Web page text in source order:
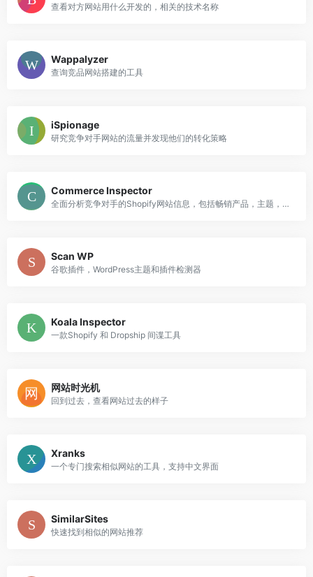
查看对方网站用什么开发的，相关的技术名称
Wappalyzer
查询竞品网站搭建的工具
iSpionage
研究竞争对手网站的流量并发现他们的转化策略
Commerce Inspector
全面分析竞争对手的Shopify网站信息，包括畅销产品，主题，插件，新上产品
Scan WP
谷歌插件，WordPress主题和插件检测器
Koala Inspector
一款Shopify 和 Dropship 间谍工具
网站时光机
回到过去，查看网站过去的样子
Xranks
一个专门搜索相似网站的工具，支持中文界面
SimilarSites
快速找到相似的网站推荐